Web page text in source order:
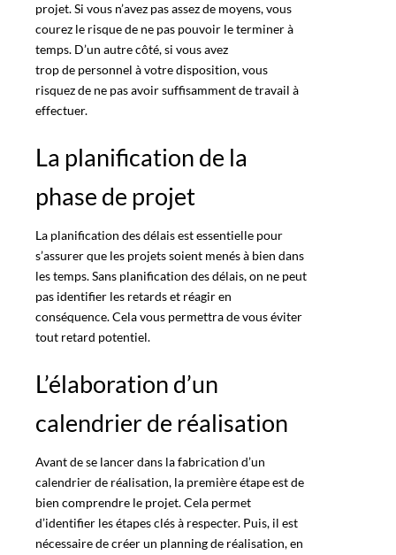
projet. Si vous n’avez pas assez de moyens, vous
courez le risque de ne pas pouvoir le terminer à
temps. D’un autre côté, si vous avez
trop de personnel à votre disposition, vous
risquez de ne pas avoir suffisamment de travail à
effectuer.
La planification de la
phase de projet
La planification des délaisest essentielle pour
s’assurer que les projets soient menés à bien dans
les temps. Sans planification des délais, on ne peut
pas identifier les retards et réagir en
conséquence. Cela vous permettra de vous éviter
tout retard potentiel.
L’élaboration d’un
calendrier de réalisation
Avant de se lancer dans la fabrication d’un
calendrier de réalisation, la première étape est de
bien comprendre le projet. Cela permet
d’identifier les étapes clés à respecter. Puis, il est
nécessaire de créer un planning de réalisation, en